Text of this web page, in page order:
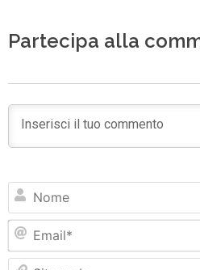
Partecipa alla